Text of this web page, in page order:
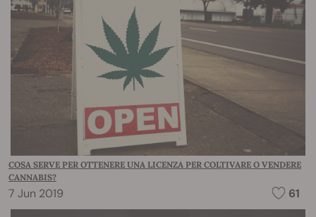
COSA SERVE PER OTTENERE UNA LICENZA PER COLTIVARE O VENDERE
CANNABIS?
7 Jun 2019 61